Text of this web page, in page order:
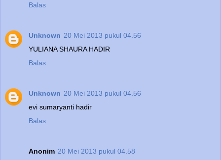
Balas
Unknown 20 Mei 2013 pukul 04.56
YULIANA SHAURA HADIR
Balas
Unknown 20 Mei 2013 pukul 04.56
evi sumaryanti hadir
Balas
Anonim 20 Mei 2013 pukul 04.58